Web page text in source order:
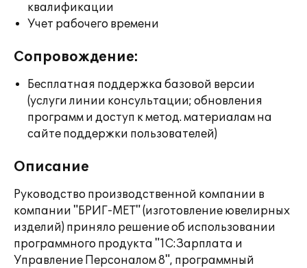
квалификации
Учет рабочего времени
Сопровождение:
Бесплатная поддержка базовой версии
(услуги линии консультации; обновления
программ и доступ к метод. материалам на
сайте поддержки пользователей)
Описание
Руководство производственной компании в
компании "БРИГ-МЕТ" (изготовление ювелирных
изделий) приняло решение об использовании
программного продукта "1С:Зарплата и
Управление Персоналом 8", программный